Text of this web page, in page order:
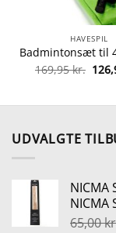
HAVESPIL
169,95kr. Den
UDVALGTE
NICMA
NICMA
65,00